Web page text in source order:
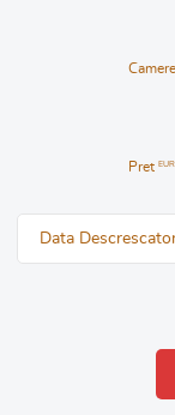
Camere
Pret
Data